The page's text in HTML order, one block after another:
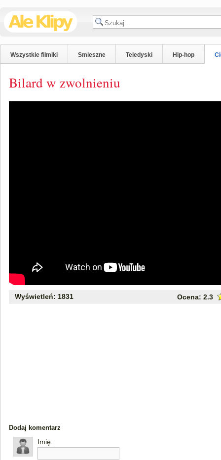
Wszystkie filmiki Smieszne Teledyski Hip-hop
Bilard w zwolnieniu
Wyświetleń: 1831 Ocena: 2.3
Dodaj komentarz
Imię: